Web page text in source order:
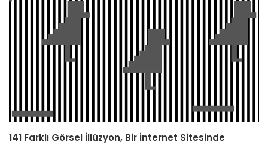
141 Farklı Görsel İllüzyon, Bir İnternet Sitesinde